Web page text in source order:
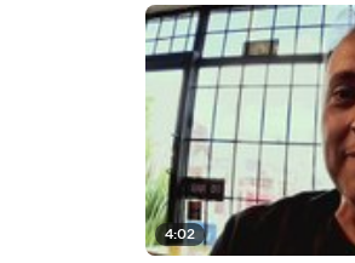
4:02